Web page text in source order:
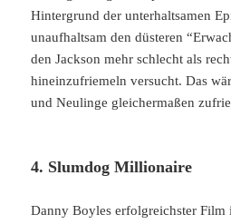
Hintergrund der unterhaltsamen
unaufhaltsam den düsteren
den Jackson mehr schlecht als
hineinzufriemeln versucht. Das
und Neulinge gleichermaßen
4. Slumdog Millionaire
Danny Boyles erfolgreichster Film